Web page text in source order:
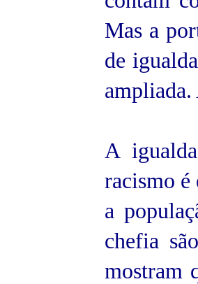
Mas a
de
ampliada.
A
racismo é
a
chefia
mostram